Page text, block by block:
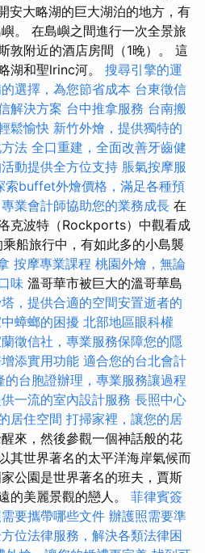
安大略湖的巨大湖泊的地方，有
。 在島嶼之間進行一次全景旅
敦附近的酒店房間（1晚）。 這
湖和聖lrinc河。 搜尋引擎的運
選擇，為您節省成本 台東徵信
解決方案 台中推拿服務 台南搬
鬆愉快 新竹外燴，提供獨特的
法 全口重建，全面改善牙齒健
動提供全方位支持 脹氣按摩服
索buffet外燴價格，滿足各種預
業會計師協助您的業務成長 在
克波特（Rockports）中觀看成
船旅行中，有如此多的小島襲
按摩專業課程 桃園外燴，無論
味 溫哥華市被巨大的溫哥華島
，提供合適的空間安置逝者的
蟑螂的困擾 北部地區眼科權
徵信社，專業服務保障您的隱
添實用功能 適合您的台北會計
的台胞證辦理，專業服務讓過程
一流的室內設計服務 長照中心
居住空間 打掃家裡，讓您的居
來，然後參觀一個神話般的花
其世界著名的太平洋海岸氣候而
公園是世界著名的班夫，賈斯
的美麗景觀的戀人。 菲律賓簽
要攜帶哪些文件 辦護照需要準
位法律服務，解決各類法律困